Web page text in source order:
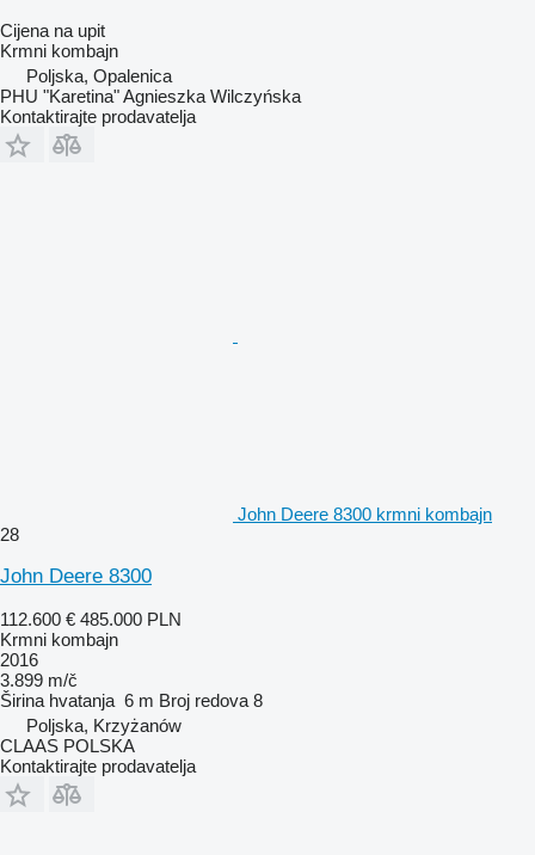
Cijena na upit
Krmni kombajn
Poljska, Opalenica
PHU "Karetina" Agnieszka Wilczyńska
Kontaktirajte prodavatelja
John Deere 8300 krmni kombajn
28
John Deere 8300
112.600 € 485.000 PLN
Krmni kombajn
2016
3.899 m/č
Širina hvatanja 6 m Broj redova 8
Poljska, Krzyżanów
CLAAS POLSKA
Kontaktirajte prodavatelja